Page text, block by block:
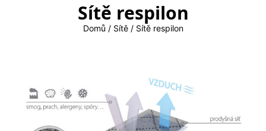
Sítě respilon
Domů / Sítě/ Sítě respilon